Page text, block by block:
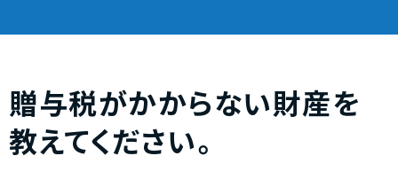
贈与税がかからない財産を
教えてください。